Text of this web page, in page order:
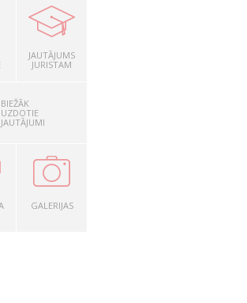
JAUTĀJUMS
JURISTAM
BIEŽĀK
UZDOTIE
JAUTĀJUMI
GALERIJAS